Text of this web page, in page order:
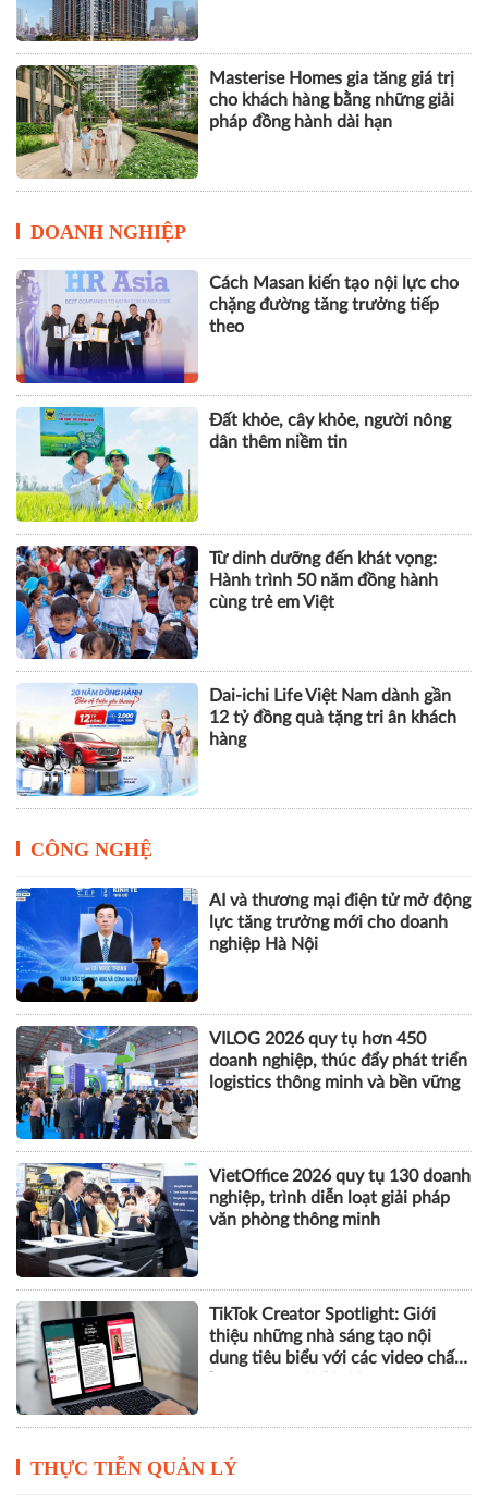
Marina Living Halong: Định hình
chuẩn mực nhà ở xã hội của BIM
Land tại Quảng Ninh
DOANH NGHIỆP
Cách Masan kiến tạo nội lực cho
chặng đường tăng trưởng tiếp
Đất khỏe, cây khỏe, người nông
dân thêm niềm tin
Từ dinh dưỡng đến khát vọng:
Hành trình 50 năm đồng hành
cùng trẻ em Việt
CÔNG NGHỆ
AI và thương mại điện tử mở động
lực tăng trưởng mới cho doanh
nghiệp Hà Nội
VILOG 2026 quy tụ hơn 450
doanh nghiệp, thúc đẩy phát triển
logistics thông minh và bền vững
VietOffice 2026 quy tụ 130 doanh
nghiệp, trình diễn loạt giải pháp
văn phòng thông minh
TikTok Creator Spotlight: Giới